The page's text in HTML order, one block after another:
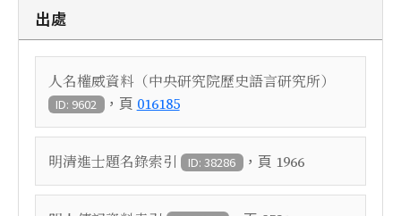
出處
人名權威資料（中央研究院歷史語言研究所）
ID: 9602 ，頁 016185
明清進士題名錄索引 ID: 38286 ，頁 1966